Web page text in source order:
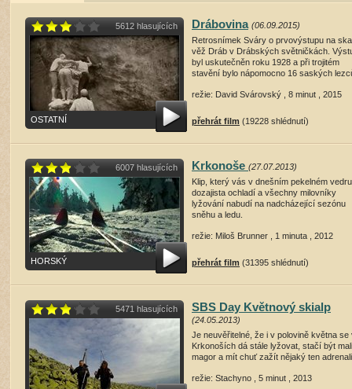
5612 hlasujících
OSTATNÍ
Drábovina (06.09.2015)
Retrosnímek Sváry o prvovýstupu na
věž Dráb v Drábských světničkách.
byl uskutečněn roku 1928 a při trojitém
stavění bylo nápomocno 16 saských
režie: David Svárovský , 8 minut , 2015
přehrát film (19228 shlédnutí)
6007 hlasujících
HORSKÝ
Krkonoše (27.07.2013)
Klip, který vás v dnešním pekelném vedru
dozajista ochladí a všechny milovníky
lyžování nabudí na nadcházející sezónu
sněhu a ledu.
režie: Miloš Brunner , 1 minuta , 2012
přehrát film (31395 shlédnutí)
5471 hlasujících SBS Day Květnový skialp
(24.05.2013)
Je neuvěřitelné, že i v polovině května se
Krkonoších dá stále lyžovat, stačí být
magor a mít chuť zažít nějaký ten
režie: Stachyno , 5 minut , 2013